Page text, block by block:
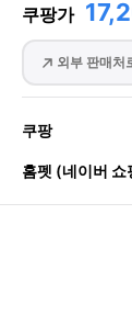
쿠팡가
외부 판매처
쿠팡
홈펫 (네이버 쇼